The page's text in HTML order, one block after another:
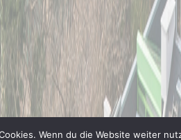
Wenn du die Website weiter